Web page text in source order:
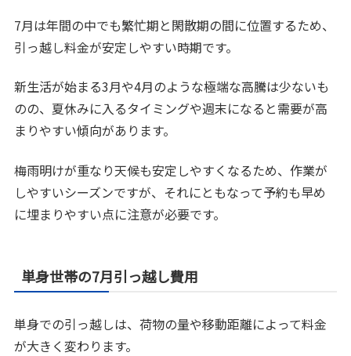
7月は年間の中でも繁忙期と閑散期の間に位置するため、
引っ越し料金が安定しやすい時期です。
新生活が始まる3月や4月のような極端な高騰は少ないも
のの、夏休みに入るタイミングや週末になると需要が高
まりやすい傾向があります。
梅雨明けが重なり天候も安定しやすくなるため、作業が
しやすいシーズンですが、それにともなって予約も早め
に埋まりやすい点に注意が必要です。
単身世帯の7月引っ越し費用
単身での引っ越しは、荷物の量や移動距離によって料金
が大きく変わります。